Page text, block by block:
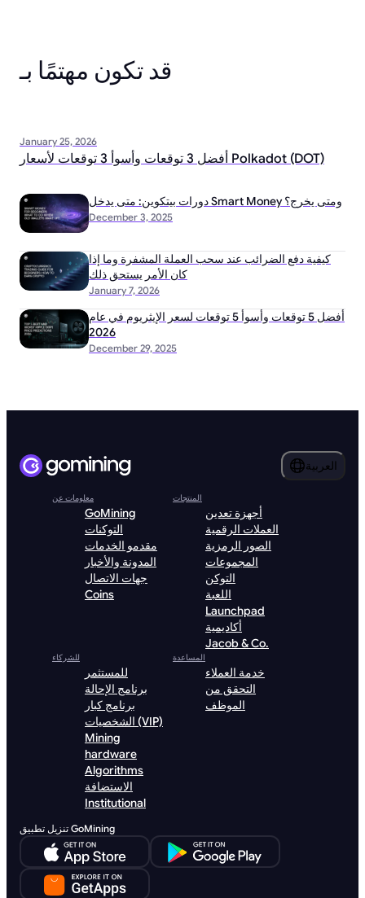
قد تكون مهتمًا بـ
January 25, 2026
أفضل 3 توقعات وأسوأ 3 توقعات لأسعار Polkadot (DOT)
December 3, 2025
دورات بيتكوين: متى يدخل Smart Money ومتى يخرج؟
January 7, 2026
كيفية دفع الضرائب عند سحب العملة المشفرة وما إذا
كان الأمر يستحق ذلك
December 29, 2025
أفضل 5 توقعات وأسوأ 5 توقعات لسعر الإيثريوم في عام
2026
العربية
معلومات عن
GoMining
التوكنات
مقدمو الخدمات
المدونة والأخبار
جهات الاتصال
Coins
المنتجات
أجهزة تعدين
العملات الرقمية
الصور الرمزية
المجموعات
التوكن
اللعبة
Launchpad
أكاديمية
Jacob & Co.
للشركاء
للمستثمر
برنامج الإحالة
برنامج كبار
الشخصيات (VIP)
Mining
hardware
Algorithms
الاستضافة
Institutional
المساعدة
خدمة العملاء
التحقق من
الموظف
تنزيل تطبيق GoMining